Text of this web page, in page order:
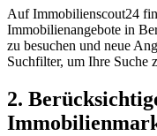
Auf Immobilienscout24
Immobilienangebote in
zu besuchen und neue
Suchfilter, um Ihre Suche
2.